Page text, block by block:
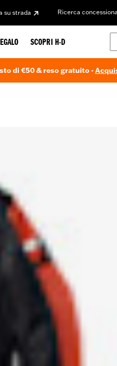
su strada Ricerca
SCOPRI H-D
di €50 & reso gratuito -